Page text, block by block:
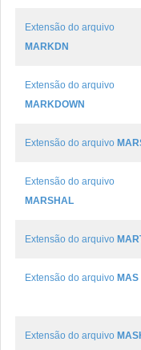
Extensão do arquivo
MARKDN
Extensão do arquivo
MARKDOWN
Extensão do arquivo
Extensão do arquivo
MARSHAL
Extensão do arquivo
Extensão do arquivo MAS
Extensão do arquivo